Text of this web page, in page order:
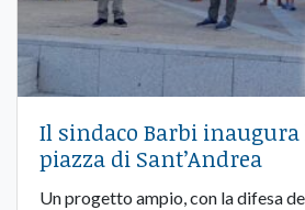
Il sindaco Barbi
piazza di Sant’Andrea
Un progetto ampio, con la difesa